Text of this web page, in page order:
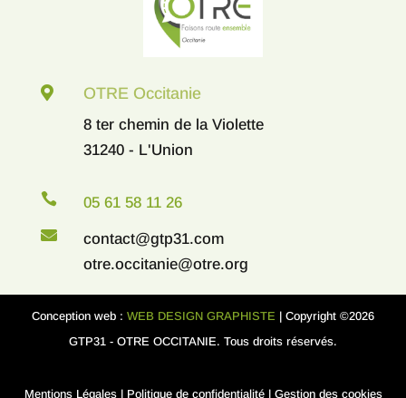
 OTRE Occitanie
8 ter chemin de la Violette
31240 - L'Union
 05 61 58 11 26

contact@gtp31.com
otre.occitanie@otre.org
Conception web : WEB DESIGN GRAPHISTE | Copyright ©2026
GTP31 - OTRE OCCITANIE. Tous droits réservés.
Mentions Légales| Politique de confidentialité| Gestion des cookies